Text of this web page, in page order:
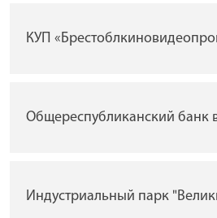
КУП
Общереспубликанский банк
Индустриальный парк